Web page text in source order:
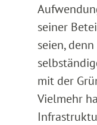
seiner
seien,
mit der
Vielmehr